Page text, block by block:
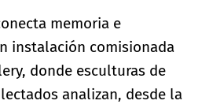
memoria e
instalación comisionada
donde esculturas de
analizan, desde la